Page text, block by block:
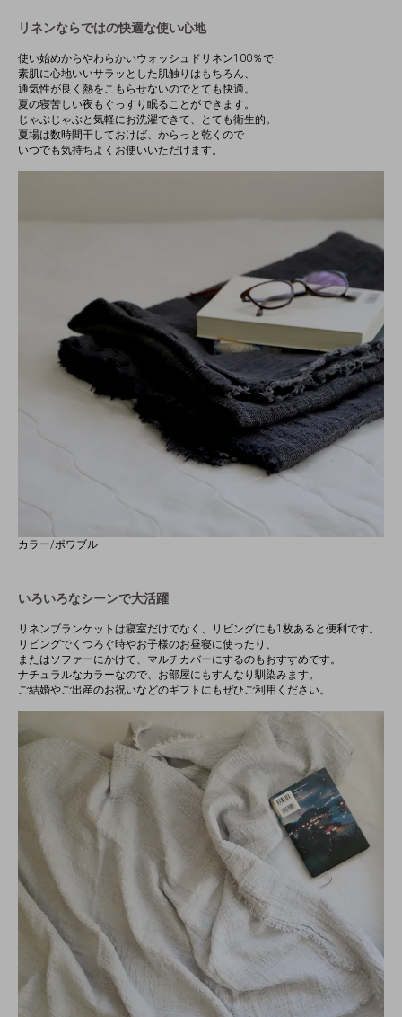
リネンならではの快適な使い心地
使い始めからやわらかいウォッシュドリネン100％で
素肌に心地いいサラッとした肌触りはもちろん、
通気性が良く熱をこもらせないのでとても快適。
夏の寝苦しい夜もぐっすり眠ることができます。
じゃぶじゃぶと気軽にお洗濯できて、とても衛生的。
夏場は数時間干しておけば、からっと乾くので
いつでも気持ちよくお使いいただけます。
カラー/ポワブル
いろいろなシーンで大活躍
リネンブランケットは寝室だけでなく、リビングにも1枚あると便利です。
リビングでくつろぐ時やお子様のお昼寝に使ったり、
またはソファーにかけて、マルチカバーにするのもおすすめです。
ナチュラルなカラーなので、お部屋にもすんなり馴染みます。
ご結婚やご出産のお祝いなどのギフトにもぜひご利用ください。